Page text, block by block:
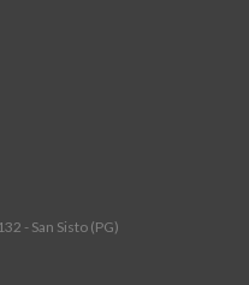
- San Sisto (PG)